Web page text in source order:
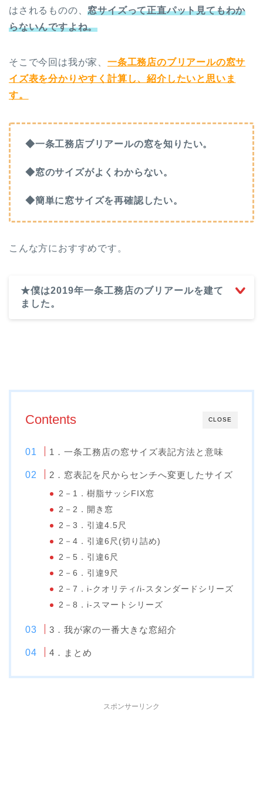
はされるものの、窓サイズって正直パット見てもわか
らないんですよね。
そこで今回は我が家、 一条工務店のブリアールの窓サ
イズ表を分かりやすく計算し、紹介したいと思いま
す。
◆一条工務店ブリアールの窓を知りたい。
◆窓のサイズがよくわからない。
◆簡単に窓サイズを再確認したい。
こんな方におすすめです。
★僕は2019年一条工務店のブリアールを建て
ました。
CLOSE
Contents
1．一条工務店の窓サイズ表記方法と意味
2．窓表記を尺からセンチへ変更したサイズ
2－1．樹脂サッシFIX窓
2－2．開き窓
2－3．引違4.5尺
2－4．引違6尺(切り詰め)
2－5．引違6尺
2－6．引違9尺
2－7．i-クオリティ/i-スタンダードシリーズ
2－8．i-スマートシリーズ
3．我が家の一番大きな窓紹介
4．まとめ
スポンサーリンク